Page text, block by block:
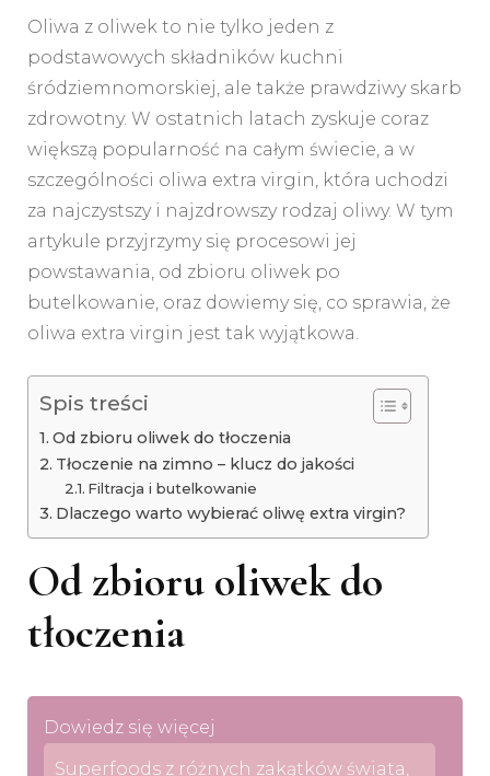
Oliwa z oliwek to nie tylko jeden z
podstawowych składników kuchni
śródziemnomorskiej, ale także prawdziwy skarb
zdrowotny. W ostatnich latach zyskuje coraz
większą popularność na całym świecie, a w
szczególności oliwa extra virgin, która uchodzi
za najczystszy i najzdrowszy rodzaj oliwy. W tym
artykule przyjrzymy się procesowi jej
powstawania, od zbioru oliwek po
butelkowanie, oraz dowiemy się, co sprawia, że
oliwa extra virgin jest tak wyjątkowa.
Spis treści
Od zbioru oliwek do tłoczenia
Tłoczenie na zimno – klucz do jakości
Filtracja i butelkowanie
Dlaczego warto wybierać oliwę extra virgin?
Od zbioru oliwek do
tłoczenia
Dowiedz się więcej
Superfoods z różnych zakątków świata,